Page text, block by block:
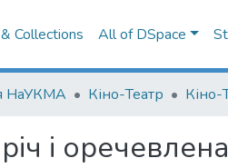
Collections All of DSpace
НаУКМА Кіно-Театр
і